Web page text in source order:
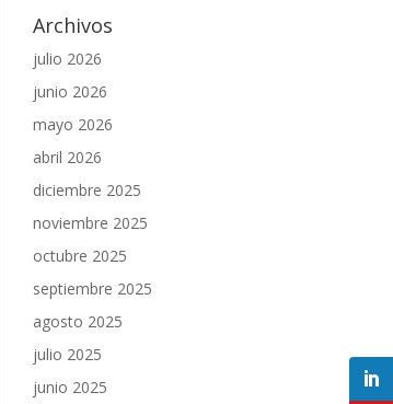
Archivos
julio 2026
junio 2026
mayo 2026
abril 2026
diciembre 2025
noviembre 2025
octubre 2025
septiembre 2025
agosto 2025
julio 2025
junio 2025